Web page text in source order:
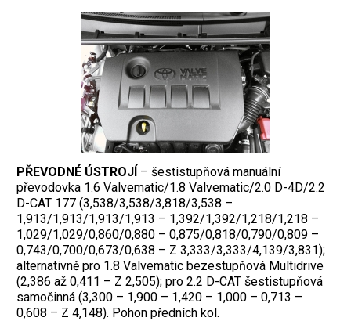
PŘEVODNÉ ÚSTROJÍ – šestistupňová manuální
převodovka 1.6 Valvematic/1.8 Valvematic/2.0 D-4D/2.2
D-CAT 177 (3,538/3,538/3,818/3,538 –
1,913/1,913/1,913/1,913 – 1,392/1,392/1,218/1,218 –
1,029/1,029/0,860/0,880 – 0,875/0,818/0,790/0,809 –
0,743/0,700/0,673/0,638 – Z 3,333/3,333/4,139/3,831);
alternativně pro 1.8 Valvematic bezestupňová Multidrive
(2,386 až 0,411 – Z 2,505); pro 2.2 D-CAT šestistupňová
samočinná (3,300 – 1,900 – 1,420 – 1,000 – 0,713 –
0,608 – Z 4,148). Pohon předních kol.